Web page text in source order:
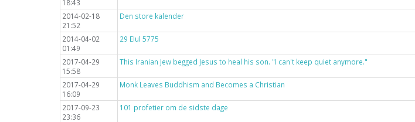
18:43
2014-02-18
21:52
Den store kalender
2014-04-02
01:49
29 Elul 5775
2017-04-29
15:58
This Iranian Jew begged Jesus to heal his son. "I can't keep quiet anymore."
2017-04-29
16:09
Monk Leaves Buddhism and Becomes a Christian
2017-09-23
23:36
101 profetier om de sidste dage